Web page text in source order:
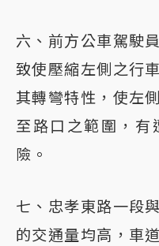
六、前方公車駕駛
致使壓縮左側之行
其轉彎特性，使左
至路口之範圍，有
險。
七、忠孝東路一段
的交通量均高，車